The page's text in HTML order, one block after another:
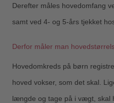
Derefter måles hovedomfang
samt ved 4- og 5-års tjekket
Derfor måler man
Hovedomkreds på børn
hoved vokser, som det skal.
længde og tage på i vægt, skal